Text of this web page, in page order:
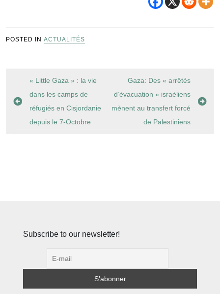
POSTED IN ACTUALITÉS
Navigation
de
l’article
« Little Gaza » : la vie
dans les camps de
réfugiés en Cisjordanie
depuis le 7-Octobre
Gaza: Des « arrêtés
d’évacuation » israéliens
mènent au transfert forcé
de Palestiniens
Subscribe to our newsletter!